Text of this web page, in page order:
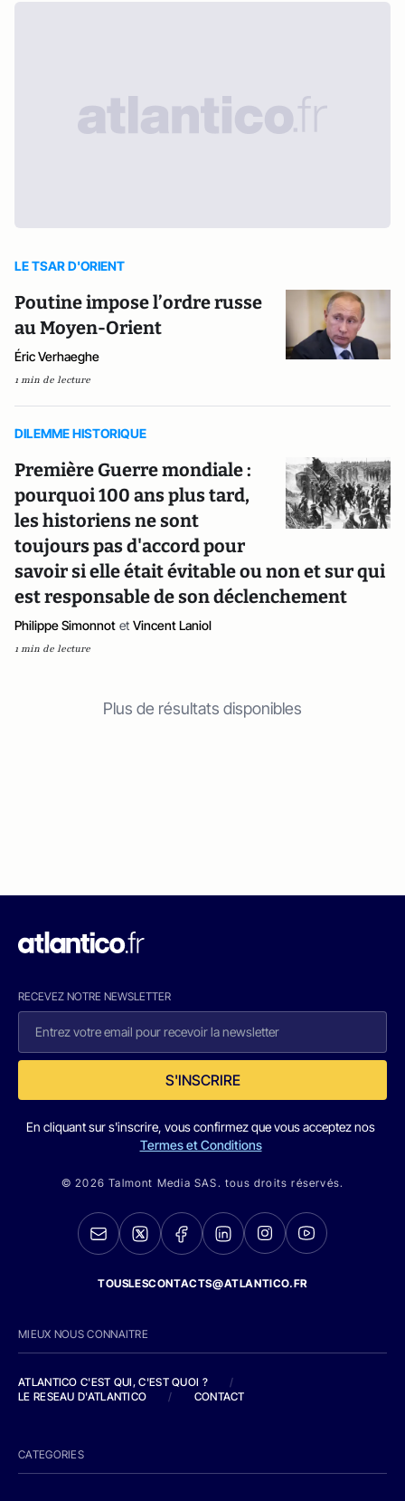
LE TSAR D'ORIENT
Poutine impose l’ordre russe
au Moyen-Orient
Éric Verhaeghe
1 min de lecture
DILEMME HISTORIQUE
Première Guerre mondiale :
pourquoi 100 ans plus tard,
les historiens ne sont
toujours pas d'accord pour
savoir si elle était évitable ou non et sur qui
est responsable de son déclenchement
Philippe Simonnot et Vincent Laniol
1 min de lecture
Plus de résultats disponibles
RECEVEZ NOTRE NEWSLETTER
S'INSCRIRE
En cliquant sur s'inscrire, vous confirmez que vous acceptez nos
Termes et Conditions
© 2026 Talmont Media SAS. tous droits réservés.
TOUSLESCONTACTS@ATLANTICO.FR
MIEUX NOUS CONNAITRE
ATLANTICO C'EST QUI, C'EST QUOI ?
/
LE RESEAU D'ATLANTICO
/ CONTACT
CATEGORIES